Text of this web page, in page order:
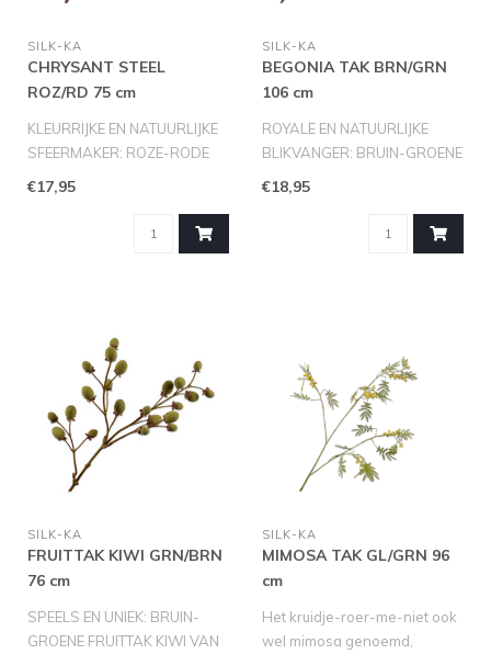
SILK-KA
CHRYSANT STEEL
ROZ/RD 75 cm
KLEURRIJKE EN NATUURLIJKE
SFEERMAKER: ROZE-RODE
€17,95
SILK-KA
BEGONIA TAK BRN/GRN
106 cm
ROYALE EN NATUURLIJKE
BLIKVANGER: BRUIN-GROENE
€18,95
SILK-KA
FRUITTAK KIWI GRN/BRN
76 cm
SPEELS EN UNIEK: BRUIN-
GROENE FRUITTAK KIWI VAN
SILK-KA
MIMOSA TAK GL/GRN 96
cm
Het kruidje-roer-me-niet ook
wel mimosa genoemd,